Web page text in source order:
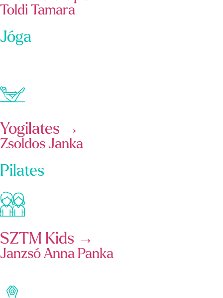
Toldi Tamara
Jóga
Yogilates →
Zsoldos Janka
Pilates
SZTM Kids →
Janzsó Anna Panka